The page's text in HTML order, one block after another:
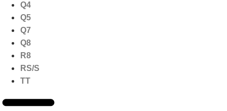
Q4
Q5
Q7
Q8
R8
RS/S
TT